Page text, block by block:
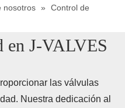
nosotros »
Control de
en J-VALVES
las válvulas
Nuestra dedicación al